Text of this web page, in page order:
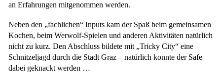
an Erfahrungen mitgenommen werden.
Neben den „fachlichen“ Inputs kam der Spaß beim gemeinsamen
Kochen, beim Werwolf-Spielen und anderen Aktivitäten natürlich
nicht zu kurz. Den Abschluss bildete mit „Tricky City“ eine
Schnitzeljagd durch die Stadt Graz – natürlich konnte der Safe
dabei geknackt werden …